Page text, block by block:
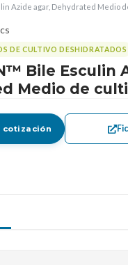
Azide agar, Dehydrated Medio
DE CULTIVO DESHIDRATADOS
Bile Esculin
Medio de